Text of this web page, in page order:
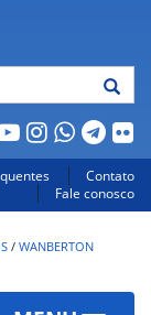
Contato
Fale conosco
/ WANBERTON